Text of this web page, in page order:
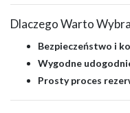
Dlaczego Warto
Bezpieczeństwo i
Wygodne
Prosty proces